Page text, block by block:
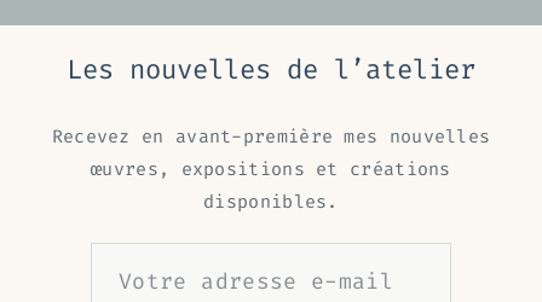
Les nouvelles de l’atelier
Recevez en avant-première mes nouvelles
œuvres, expositions et créations
disponibles.